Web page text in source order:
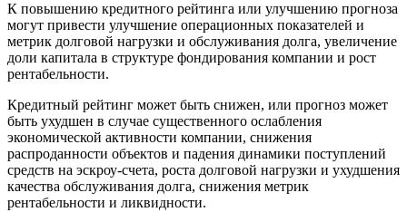
К повышению кредитного рейтинга или улучшению прогноза
могут привести улучшение операционных показателей и
метрик долговой нагрузки и обслуживания долга, увеличение
доли капитала в структуре фондирования компании и рост
рентабельности.
Кредитный рейтинг может быть снижен, или прогноз может
быть ухудшен в случае существенного ослабления
экономической активности компании, снижения
распроданности объектов и падения динамики поступлений
средств на эскроу-счета, роста долговой нагрузки и ухудшения
качества обслуживания долга, снижения метрик
рентабельности и ликвидности.